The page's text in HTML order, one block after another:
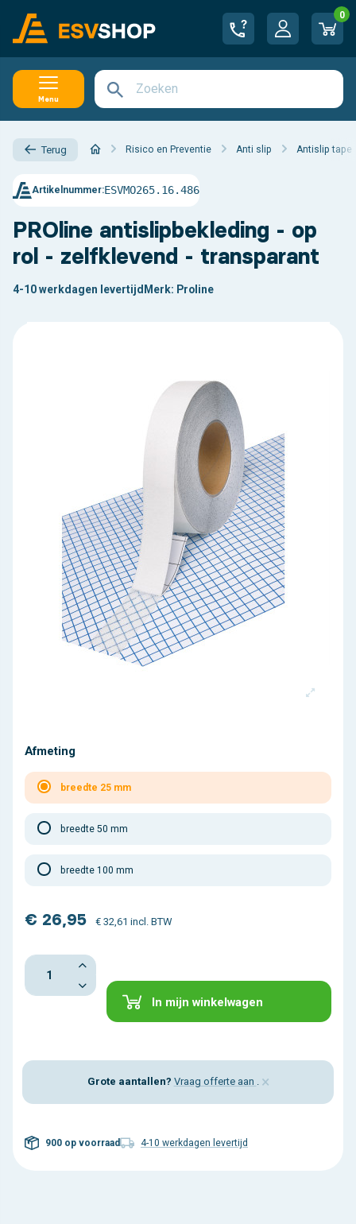
0
Menu
Terug Risico en Preventie Anti slip Antislip tape
PROline antislipbekleding - op
rol - zelfklevend - transparant
Artikelnummer:ESVMO265.16.486
4-10 werkdagen levertijd Merk: Proline
Afmeting
breedte 25 mm
breedte 50 mm
breedte 100 mm
€ 26,95 € 32,61 incl. BTW
In mijn winkelwagen
Grote aantallen? Vraag offerte aan . ×
900 op voorraad 4-10 werkdagen levertijd